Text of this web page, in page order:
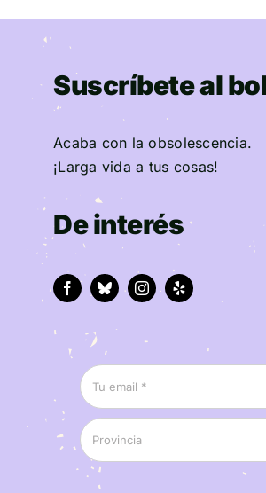
Suscríbete al
Acaba con la obsolescencia.
¡Larga vida a tus cosas!
De interés